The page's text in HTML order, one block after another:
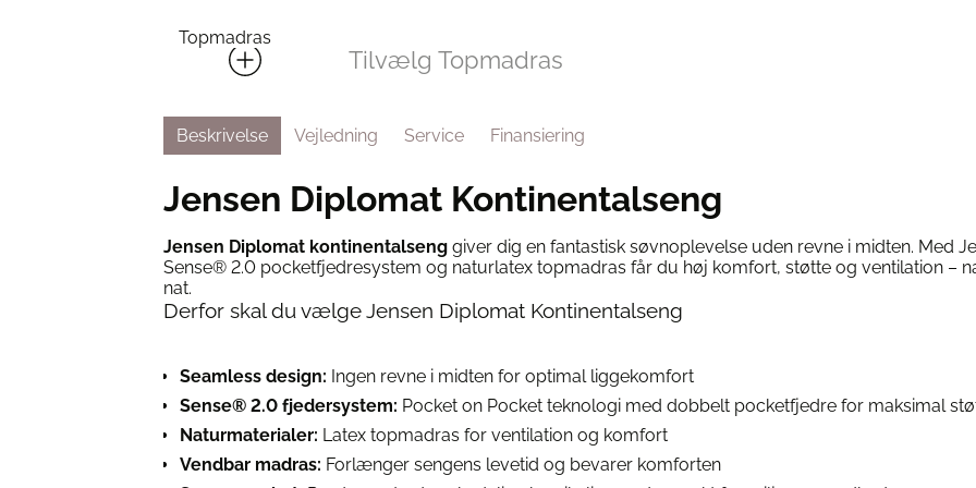
Topmadras
Tilvælg Topmadras
Beskrivelse Vejledning Service Finansiering
Jensen Diplomat Kontinentalseng
Jensen Diplomat kontinentalseng giver dig en fantastisk søvnoplevelse uden revne i midten. Med
Sense® 2.0 pocketfjedresystem og naturlatex topmadras får du høj komfort, støtte og ventilation –
nat.
Derfor skal du vælge Jensen Diplomat Kontinentalseng
Seamless design: Ingen revne i midten for optimal liggekomfort
Sense® 2.0 fjedersystem: Pocket on Pocket teknologi med dobbelt pocketfjedre for maksimal
Naturmaterialer: Latex topmadras for ventilation og komfort
Vendbar madras: Forlænger sengens levetid og bevarer komforten